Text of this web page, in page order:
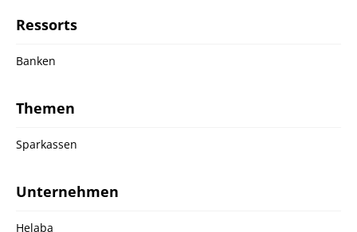
Ressorts
Banken
Themen
Sparkassen
Unternehmen
Helaba